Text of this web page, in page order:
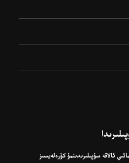
ئالاقە سۇپىلىرىدىنمۇ كۆرەلەيسىز